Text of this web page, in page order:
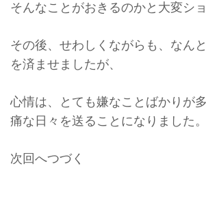
そんなことがおきるのかと大変シ
その後、せわしくながらも、なん
を済ませましたが、
心情は、とても嫌なことばかりが
痛な日々を送ることになりました。
次回へつづく